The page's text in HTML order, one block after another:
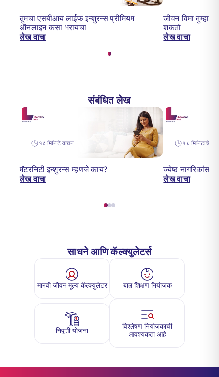
तुमचा एसबीआय लाईफ इन्शुरन्स प्रीमियम
ऑनलाइन कसा भरायचा
लेख वाचा
जीवन विमा
शकतो
लेख वाचा
संबंधित लेख
१४ मिनिटे वाचन
मॅटरनिटी इन्शुरन्स म्हणजे काय?
लेख वाचा
१८ मिनिटांचे
ज्येष्ठ
लेख वाचा
साधने आणि कॅल्क्युलेटर्स
मानवी जीवन मूल्य कॅल्क्युलेटर बाल शिक्षण नियोजक
निवृत्ती योजना
विश्लेषण नियोजकाची
आवश्यकता आहे